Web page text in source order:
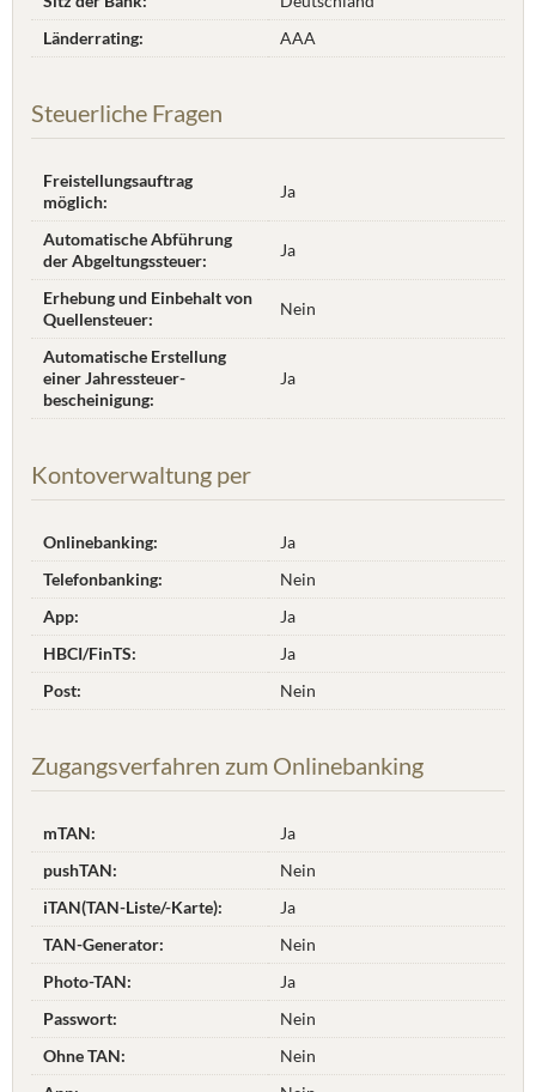
Länderrating:
AAA
Steuerliche Fragen
Freistellungsauftrag
möglich:
Ja
Automatische Abführung
der Abgeltungssteuer:
Ja
Erhebung und Einbehalt von
Quellensteuer:
Nein
Automatische Erstellung
einer Jahres­steuer­
bescheinigung:
Ja
Kontoverwaltung per
Onlinebanking:
Ja
Telefonbanking:
Nein
App:
Ja
HBCI/FinTS:
Ja
Post:
Nein
Zugangsverfahren zum Onlinebanking
mTAN:
Ja
pushTAN:
Nein
iTAN(TAN-Liste/-Karte):
Ja
TAN-Generator:
Nein
Photo-TAN:
Ja
Passwort:
Nein
Ohne TAN:
Nein